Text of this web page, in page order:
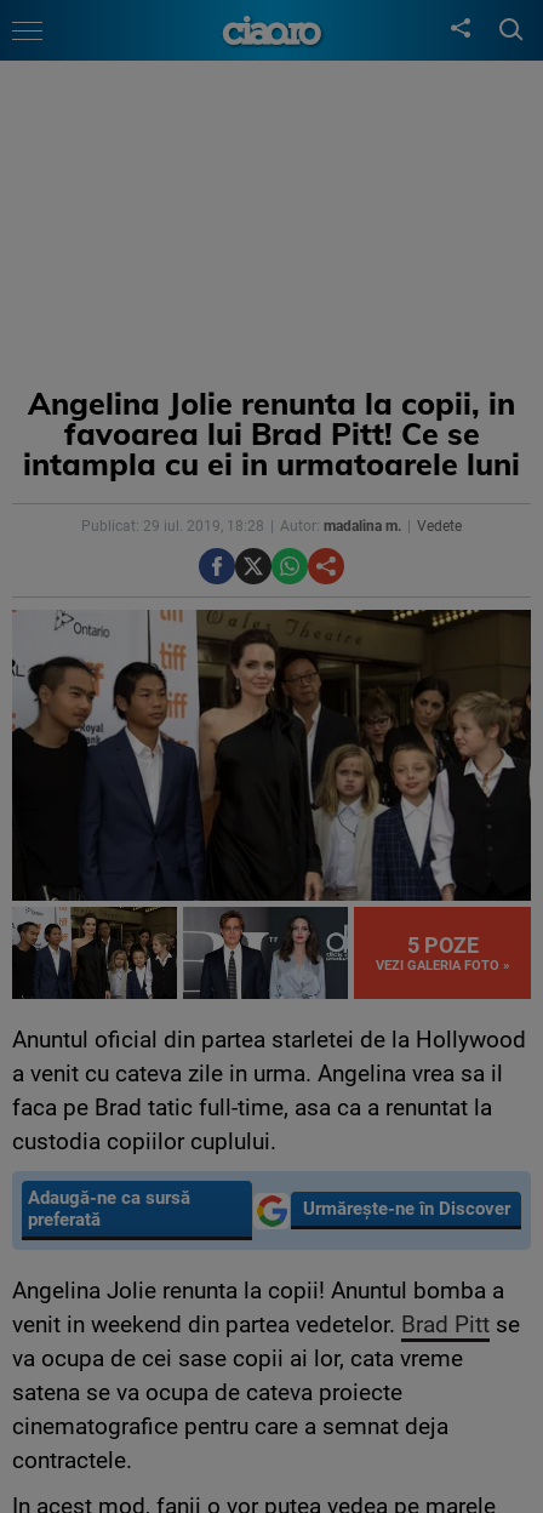
Angelina Jolie renunta la copii, in
favoarea lui Brad Pitt! Ce se
intampla cu ei in urmatoarele luni
Publicat: 29 iul. 2019, 18:28 Autor: madalina m. Vedete
5 POZE
VEZI GALERIA FOTO »
Anuntul oficial din partea starletei de la Hollywood
a venit cu cateva zile in urma. Angelina vrea sa il
faca pe Brad tatic full-time, asa ca a renuntat la
custodia copiilor cuplului.
Adaugă-ne ca sursă
preferată
Urmărește-ne în Discover
Angelina Jolie renunta la copii! Anuntul bomba a
venit in weekend din partea vedetelor. Brad Pitt se
va ocupa de cei sase copii ai lor, cata vreme
satena se va ocupa de cateva proiecte
cinematografice pentru care a semnat deja
contractele.
In acest mod, fanii o vor putea vedea pe marele